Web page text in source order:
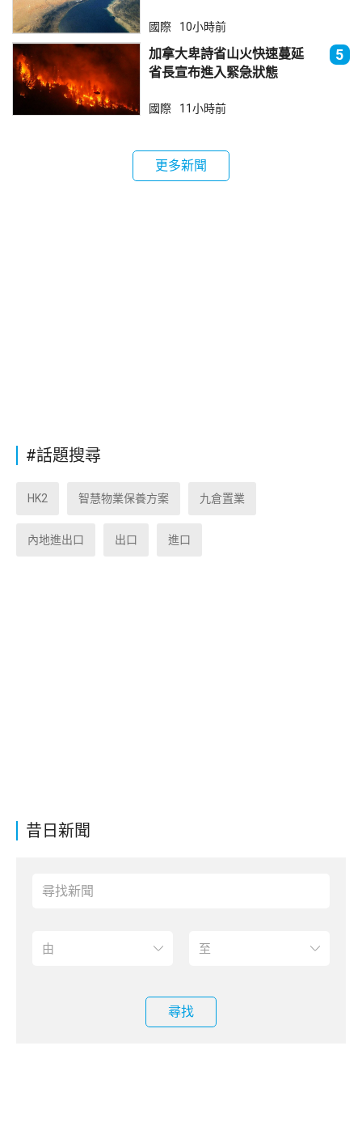
昔日新聞
尋找
國際 10小時前
加拿大卑詩省山火快速蔓延
省長宣布進入緊急狀態
5
國際 11小時前
更多新聞
#話題搜尋
HK2 智慧物業保養方案 九倉置業
內地進出口 出口 進口